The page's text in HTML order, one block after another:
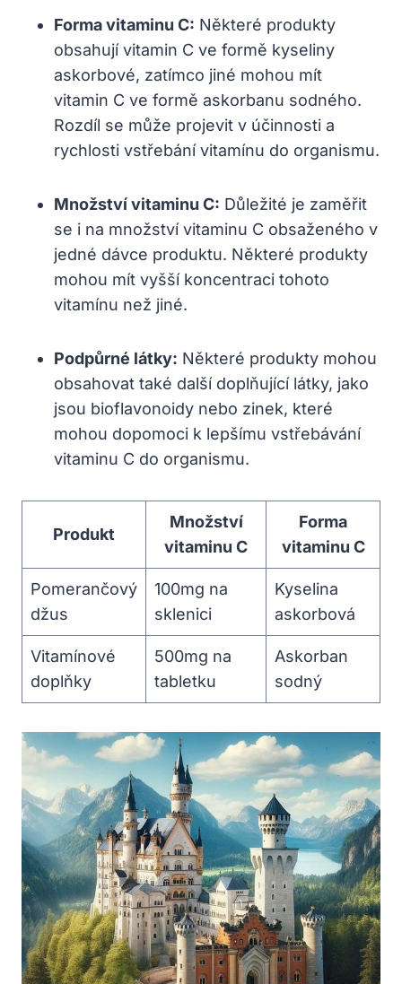
Forma vitaminu C: Některé produkty
obsahují vitamin C ve formě kyseliny
askorbové, zatímco jiné mohou mít
vitamin C ve formě askorbanu sodného.
Rozdíl se může projevit v účinnosti a
rychlosti vstřebání vitamínu do organismu.
Množství vitaminu C: Důležité je zaměřit
se i na množství vitaminu C obsaženého v
jedné dávce produktu. Některé produkty
mohou mít vyšší koncentraci tohoto
vitamínu než jiné.
Podpůrné látky: Některé produkty mohou
obsahovat také další doplňující látky, jako
jsou bioflavonoidy nebo zinek, které
mohou dopomoci k lepšímu vstřebávání
vitaminu C do organismu.
Produkt
Množství
vitaminu C
Forma
vitaminu C
Pomerančový
džus
100mg na
sklenici
Kyselina
askorbová
Vitamínové
doplňky
500mg na
tabletku
Askorban
sodný